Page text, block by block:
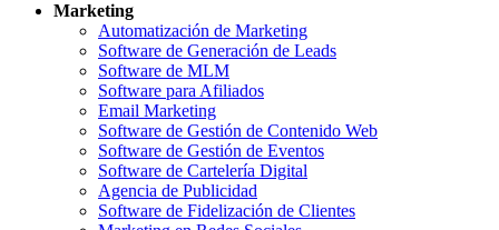
Marketing
Automatización de Marketing
Software de Generación de Leads
Software de MLM
Software para Afiliados
Email Marketing
Software de Gestión de Contenido Web
Software de Gestión de Eventos
Software de Cartelería Digital
Agencia de Publicidad
Software de Fidelización de Clientes